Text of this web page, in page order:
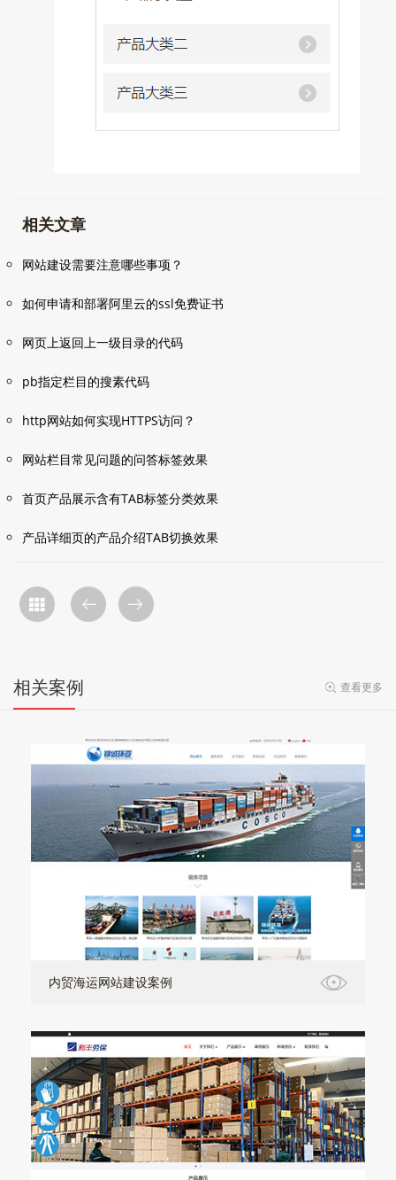
相关文章
网站建设需要注意哪些事项？
如何申请和部署阿里云的ssl免费证书
网页上返回上一级目录的代码
pb指定栏目的搜素代码
http网站如何实现HTTPS访问？
网站栏目常见问题的问答标签效果
首页产品展示含有TAB标签分类效果
产品详细页的产品介绍TAB切换效果
相关案例 查看更多
内贸海运网站建设案例